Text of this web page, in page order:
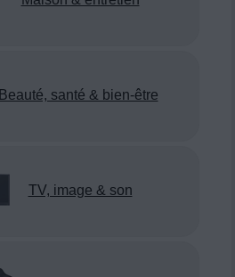
Beauté, santé & bien-être
TV, image & son